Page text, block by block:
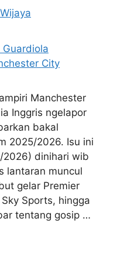
Manchester
Inggris ngelapor
bakal
2025/2026. Isu ini
2026) dinihari wib
lantaran muncul
gelar Premier
Sports, hingga
tentang gosip …